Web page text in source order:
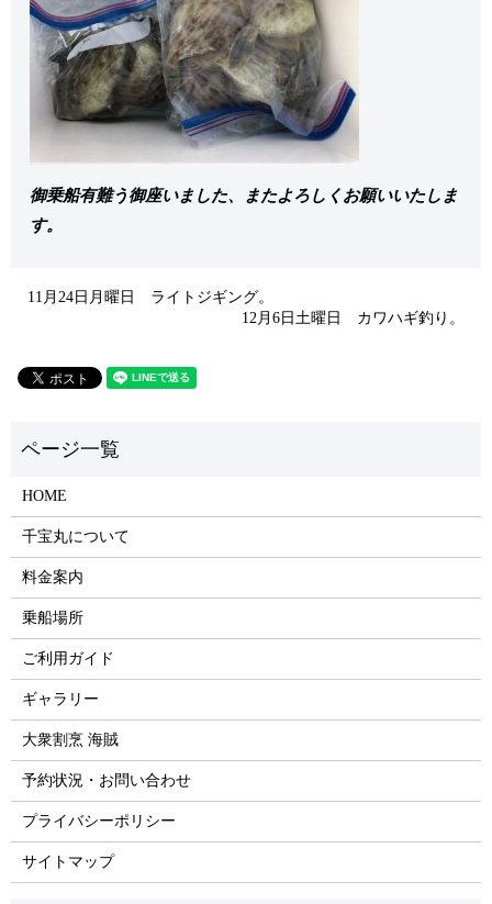
御乗船有難う御座いました、またよろしくお願いいたしま
す。
11月24日月曜日 ライトジギング。
12月6日土曜日 カワハギ釣り。
HOME
千宝丸について
料金案内
乗船場所
ご利用ガイド
ギャラリー
大衆割烹 海賊
予約状況・お問い合わせ
プライバシーポリシー
サイトマップ